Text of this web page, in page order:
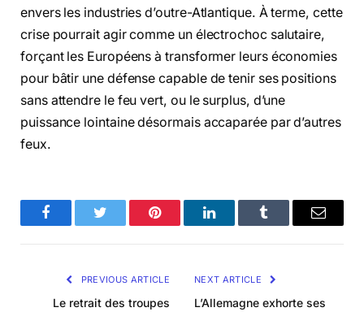
envers les industries d’outre-Atlantique. À terme, cette
crise pourrait agir comme un électrochoc salutaire,
forçant les Européens à transformer leurs économies
pour bâtir une défense capable de tenir ses positions
sans attendre le feu vert, ou le surplus, d’une
puissance lointaine désormais accaparée par d’autres
feux.
FacebookTwitter Pinterest LinkedInTumblr Email
PREVIOUS ARTICLE
Le retrait des troupes
NEXT ARTICLE
L’Allemagne exhorte ses